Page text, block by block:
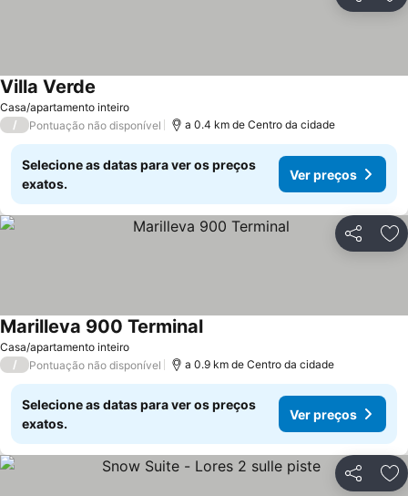
Casa/apartamento inteiro
Villa Verde
/ Pontuação não disponível a 0.4 km de Centro da cidade
Selecione as datas para ver os preços
exatos.
Ver preços
Partilhar
Casa/apartamento inteiro
Marilleva 900 TerminalVer preços
/ Pontuação não disponível a 0.9 km de Centro da cidade
Selecione as datas para ver os preços
exatos.
Ver preços
Partilhar